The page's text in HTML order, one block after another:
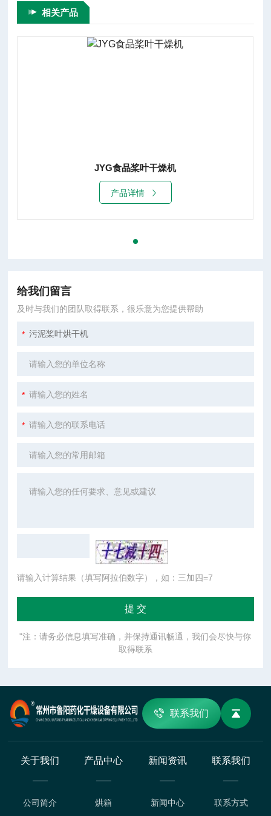
相关产品
给我们留言
及时与我们的团队取得联系，很乐意为您提供帮助
请输入计算结果（填写阿拉伯数字），如：三加四=7
"注：请务必信息填写准确，并保持通讯畅通，我们会尽快与你
取得联系
联系我们
关于我们
公司简介
产品中心
烘箱
新闻资讯
新闻中心
联系我们
联系方式